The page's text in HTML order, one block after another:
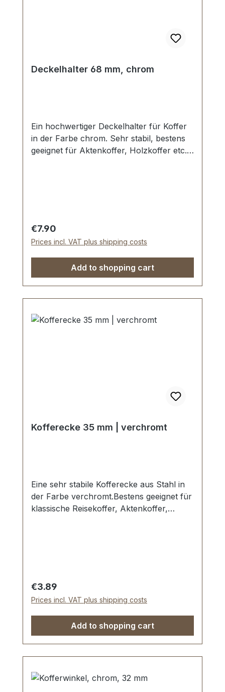
Deckelhalter 68 mm, chrom
Ein hochwertiger Deckelhalter für Koffer
in der Farbe chrom. Sehr stabil, bestens
geeignet für Aktenkoffer, Holzkoffer etc.
Regular price:
€7.90
Prices incl. VAT plus shipping costs
Add to shopping cart
Kofferecke 35 mm | verchromt
Eine sehr stabile Kofferecke aus Stahl in
der Farbe verchromt.Bestens geeignet für
klassische Reisekoffer, Aktenkoffer,
Regular price:
€3.89
Prices incl. VAT plus shipping costs
Add to shopping cart